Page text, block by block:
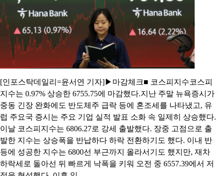
[인포스탁데일리=윤서연 기자]▶마감체크■ 코스피지수코스피
지수는 0.97% 상승한 6755.75에 마감했다.지난 주말 뉴욕증시가
중동 긴장 완화에도 반도체주 급락 등에 혼조세를 나타냈고, 유
럽 주요국 증시는 주요 기업 실적 발표 소화 속 일제히 상승했다.
이날 코스피지수는 6806.27로 강세 출발했다. 장중 고점으로 출
발한 지수는 상승폭을 반납하다 하락 전환하기도 했다. 이내 반
등에 성공한 지수는 6800선 부근까지 올라서기도 했지만, 재차
하락세로 돌아선 뒤 빠르게 낙폭을 키워 오전 중 6557.39에서 저